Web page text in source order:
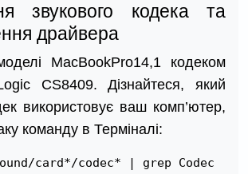
звукового кодека та
драйвера
MacBookPro14,1 кодеком
CS8409. Дізнайтеся, який
використовує ваш комп’ютер,
команду в Терміналі:
card*/codec* | grep Codec